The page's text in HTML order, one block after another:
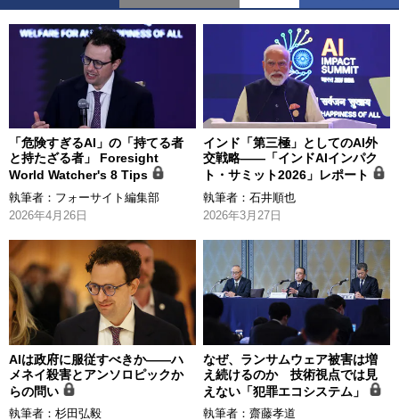
「危険すぎるAI」の「持てる者
と持たざる者」 Foresight
World Watcher's 8 Tips
執筆者： フォーサイト編集部
2026年4月26日
インド「第三極」としてのAI外
交戦略――「インドAIインパク
ト・サミット2026」レポート
執筆者：石井順也
2026年3月27日
AIは政府に服従すべきか――ハ
メネイ殺害とアンソロピックか
らの問い
執筆者： 杉田弘毅
なぜ、ランサムウェア被害は増
え続けるのか 技術視点では見
えない「犯罪エコシステム」
執筆者：齋藤孝道